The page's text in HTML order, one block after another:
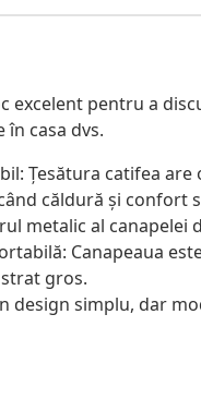
excelent pentru a
casa dvs.
Țesătura catifea
căldură și confort
metalic al
Canapeaua
gros.
design simplu, dar